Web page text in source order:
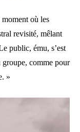
moment où les
revisité, mêlant
public, ému, s’est
comme pour
»